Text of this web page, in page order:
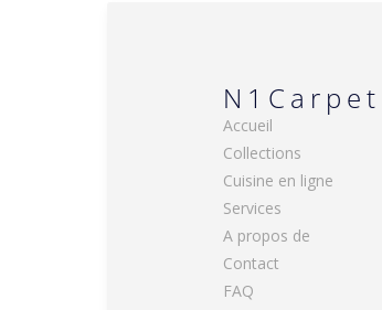
N1Carpet
Accueil
Collections
Cuisine en ligne
Services
A propos de
Contact
FAQ